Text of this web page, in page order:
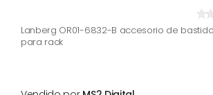
Lanberg OR01-6832-B accesorio de
para rack